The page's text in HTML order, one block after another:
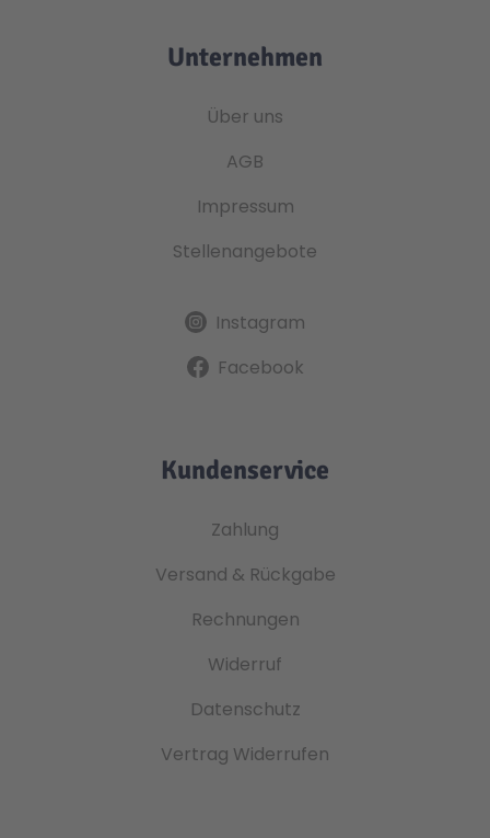
Unternehmen
Über uns
AGB
Impressum
Stellenangebote
Instagram
Facebook
Kundenservice
Zahlung
Versand & Rückgabe
Rechnungen
Widerruf
Datenschutz
Vertrag Widerrufen